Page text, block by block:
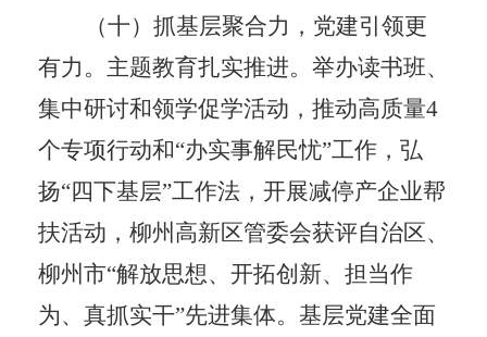
（十）抓基层聚合力，党建引领更
有力。 主题教育扎实推进。举办读书班、
集中研讨和领学促学活动，推动高质量4
个专项行动和“办实事解民忧”工作，弘
扬“四下基层”工作法，开展减停产企业帮
扶活动，柳州高新区管委会获评自治区、
柳州市“解放思想、开拓创新、担当作
为、真抓实干”先进集体。基层党建全面